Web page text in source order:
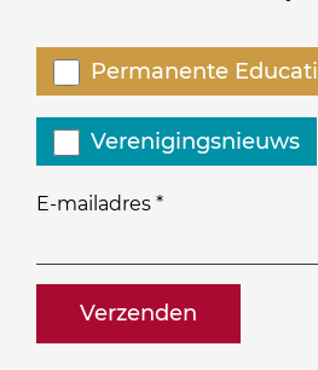
E-mailadres *
naam@bedrijf.nl
Welke
nieuwsbrieven
zou
je
willen
Permanente
Verenigingsnieuws